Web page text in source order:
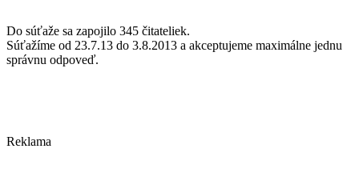
Do súťaže sa zapojilo 345 čitateliek.
Súťažíme od 23.7.13 do 3.8.2013 a akceptujeme maximálne jednu
správnu odpoveď.
Reklama